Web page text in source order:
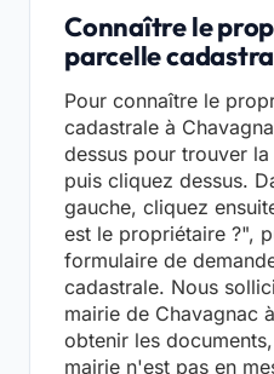
Connaître le
parcelle
Pour connaître le
cadastrale à
dessus pour trouver
puis cliquez dessus.
gauche, cliquez
est le propriétaire ?",
formulaire de
cadastrale. Nous
mairie de Chavagnac
obtenir les
mairie n'est pas en